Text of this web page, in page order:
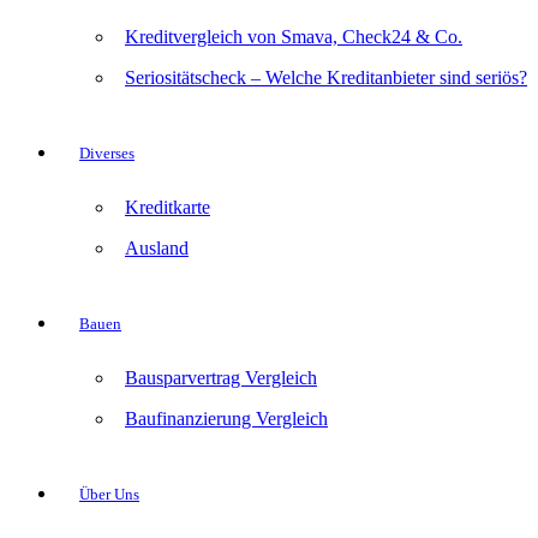
Kreditvergleich von Smava, Check24 & Co.
Seriositätscheck – Welche Kreditanbieter sind seriös?
Diverses
Kreditkarte
Ausland
Bauen
Bausparvertrag Vergleich
Baufinanzierung Vergleich
Über Uns